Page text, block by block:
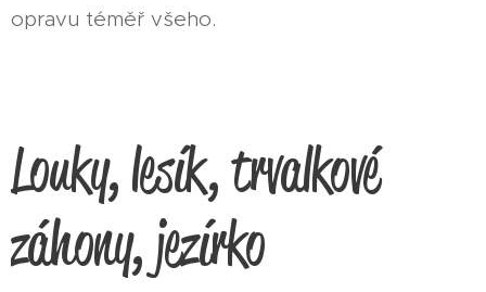
opravu téměř všeho.
Louky, lesík, trvalkové
záhony, jezírko